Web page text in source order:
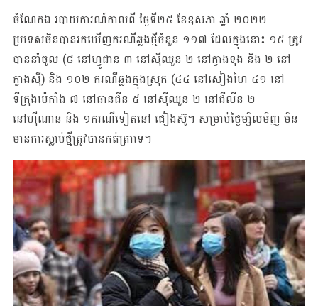
ចំណែកឯ របាយការណ៍កាលពី ថ្ងៃទី២៥ ខែឧសភា ឆ្នាំ ២០២២
ប្រទេសចិនបានរកឃើញករណីឆ្លងថ្មីចំនួន ១១៧ ដែលក្នុងនោះ ១៥ ត្រូវ
បាននាំចូល (៨ នៅហ្វូជាន ៣ នៅស៊ីឈួន ២ នៅក្វាងទុង និង ២ នៅ
ក្វាងស៊ី) និង ១០២ ករណីឆ្លងក្នុងស្រុក (៤៤ នៅសៀងហៃ ៤១ នៅ
ទីក្រុងប៉េកាំង ៧ នៅធានជីន ៥ នៅស៊ីឈួន ២ នៅជីលីន ២
នៅហ៊ីណាន និង ១ករណីទៀតនៅ ជៀងស៊ូ។ សម្រាប់ថ្ងៃម្សិលមិញ មិន
មានការស្លាប់ថ្មីត្រូវបានកត់ត្រាទេ។